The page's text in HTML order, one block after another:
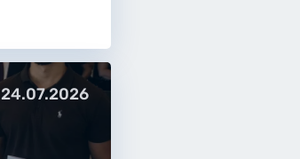
24.07.2026